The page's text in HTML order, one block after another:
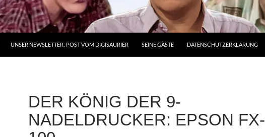
UNSER NEWSLETTER: POST VOM DIGISAURIER SEINE GÄSTE DATENSCHUTZERKLÄRUNG
DER KÖNIG DER 9-
NADELDRUCKER: EPSON FX-